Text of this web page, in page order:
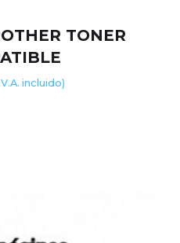
TONER
incluido)